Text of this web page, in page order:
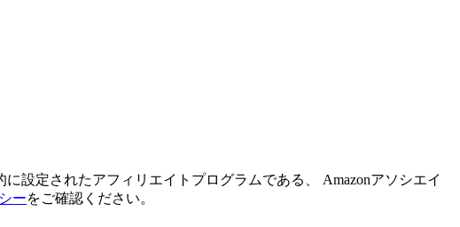
設定されたアフィリエイトプログラムである、 Amazonアソシエイ
ーをご確認ください。